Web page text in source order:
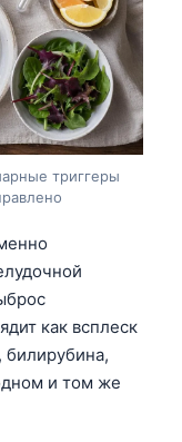
триггеры
как всплеск
билирубина,
и том же